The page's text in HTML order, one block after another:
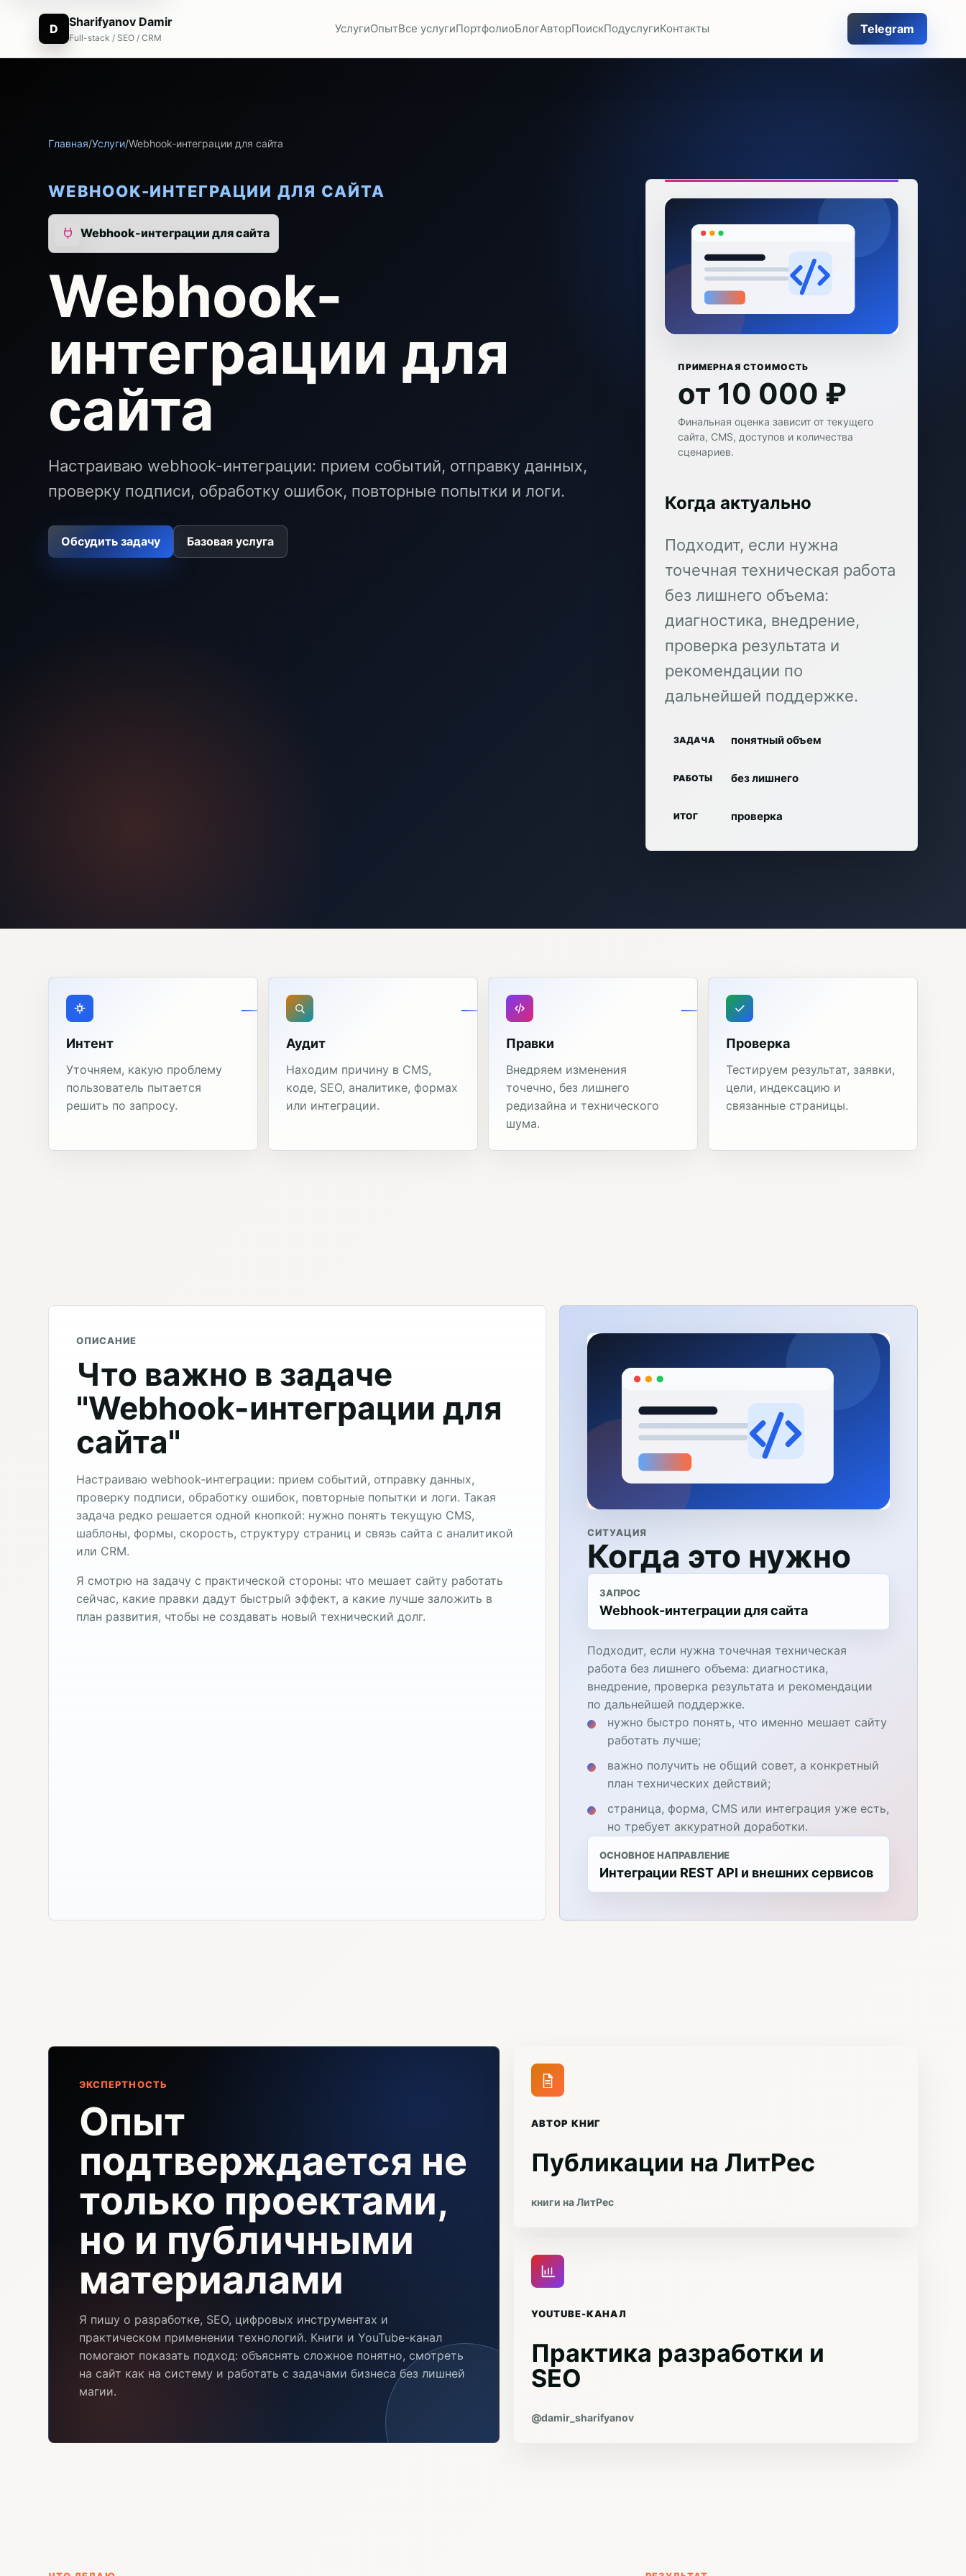
D Sharifyanov Damir
Full-stack / SEO / CRM
УслугиОпытВсе услугиПортфолиоБлогАвторПоискПодуслугиКонтакты Telegram
Главная/Услуги/Webhook-интеграции для сайта
WEBHOOK-ИНТЕГРАЦИИ ДЛЯ САЙТА
Webhook-интеграции для сайта
Webhook-
интеграции для
сайта
Настраиваю webhook-интеграции: прием событий, отправку данных,
проверку подписи, обработку ошибок, повторные попытки и логи.
Обсудить задачу Базовая услуга
ПРИМЕРНАЯ СТОИМОСТЬ
от 10 000 ₽
Финальная оценка зависит от текущего
сайта, CMS, доступов и количества
сценариев.
Когда актуально
Подходит, если нужна
точечная техническая работа
без лишнего объема:
диагностика, внедрение,
проверка результата и
рекомендации по
дальнейшей поддержке.
ЗАДАЧА понятный объем
РАБОТЫ без лишнего
ИТОГ проверка
Интент
Уточняем, какую проблему
пользователь пытается
решить по запросу.
Аудит
Находим причину в CMS,
коде, SEO, аналитике, формах
или интеграции.
Правки
Внедряем изменения
точечно, без лишнего
редизайна и технического
шума.
Проверка
Тестируем результат, заявки,
цели, индексацию и
связанные страницы.
ОПИСАНИЕ
Что важно в задаче
"Webhook-интеграции для
сайта"
Настраиваю webhook-интеграции: прием событий, отправку данных,
проверку подписи, обработку ошибок, повторные попытки и логи. Такая
задача редко решается одной кнопкой: нужно понять текущую CMS,
шаблоны, формы, скорость, структуру страниц и связь сайта с аналитикой
или CRM.
Я смотрю на задачу с практической стороны: что мешает сайту работать
сейчас, какие правки дадут быстрый эффект, а какие лучше заложить в
план развития, чтобы не создавать новый технический долг.
СИТУАЦИЯ
Когда это нужно
ЗАПРОС
Webhook-интеграции для сайта
Подходит, если нужна точечная техническая
работа без лишнего объема: диагностика,
внедрение, проверка результата и рекомендации
по дальнейшей поддержке.
нужно быстро понять, что именно мешает сайту
работать лучше;
важно получить не общий совет, а конкретный
план технических действий;
страница, форма, CMS или интеграция уже есть,
но требует аккуратной доработки.
ОСНОВНОЕ НАПРАВЛЕНИЕ
Интеграции REST API и внешних сервисов
ЭКСПЕРТНОСТЬ
Опыт
подтверждается не
только проектами,
но и публичными
материалами
Я пишу о разработке, SEO, цифровых инструментах и
практическом применении технологий. Книги и YouTube-канал
помогают показать подход: объяснять сложное понятно, смотреть
на сайт как на систему и работать с задачами бизнеса без лишней
магии.
АВТОР КНИГ
Публикации на ЛитРес
книги на ЛитРес
YOUTUBE-КАНАЛ
Практика разработки и
SEO
@damir_sharifyanov